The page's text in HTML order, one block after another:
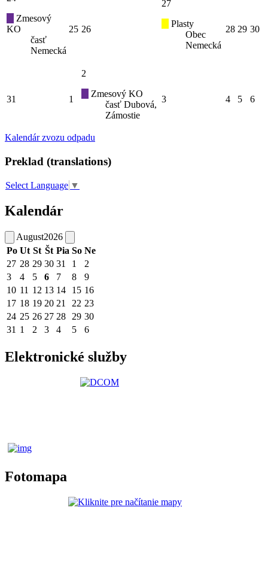
Zmesový
KO
časť
Nemecká
25 26
27
Plasty
Obec
Nemecká
28 29 30
31 1
2
Zmesový KO
časť Dubová,
Zámostie
3 4 5 6
Kalendár zvozu odpadu
Preklad (translations)
Select Language ▼
Kalendár
August2026
Po Ut St Št Pia So Ne
27 28 29 30 31 1
2
3
4 5 6 7 8
9
10 11 12 13 14 15 16
17 18 19 20 21 22 23
24 25 26 27 28 29 30
31 1 2 3 4 5 6
Elektronické služby
Fotomapa